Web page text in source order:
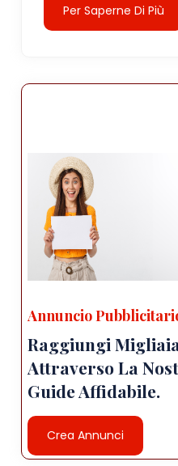
Per Saperne Di Più
Annuncio
Raggiungi
Attraverso La
Guide Affidabile.
Crea Annunci